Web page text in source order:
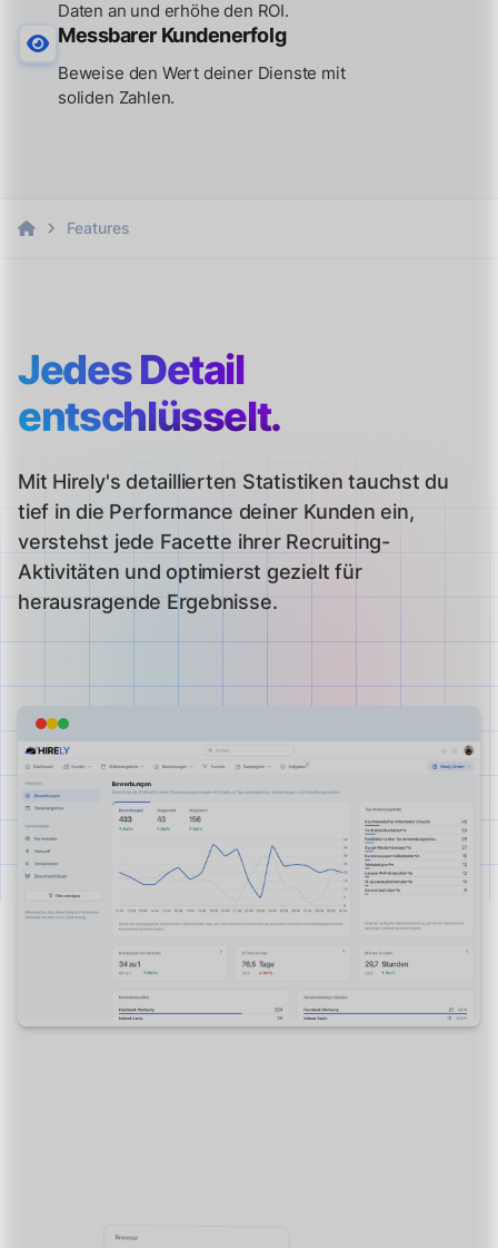
Daten an und erhöhe den ROI.
Messbarer Kundenerfolg
Beweise den Wert deiner Dienste mit
soliden Zahlen.
Features
Jedes Detail
entschlüsselt.
Mit Hirely's detaillierten Statistiken tauchst du
tief in die Performance deiner Kunden ein,
verstehst jede Facette ihrer Recruiting-
Aktivitäten und optimierst gezielt für
herausragende Ergebnisse.